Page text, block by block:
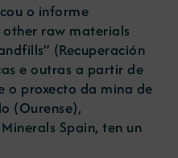
o informe
raw materials
(Recuperación
e outras a partir de
o proxecto da mina de
(Ourense),
Spain, ten un